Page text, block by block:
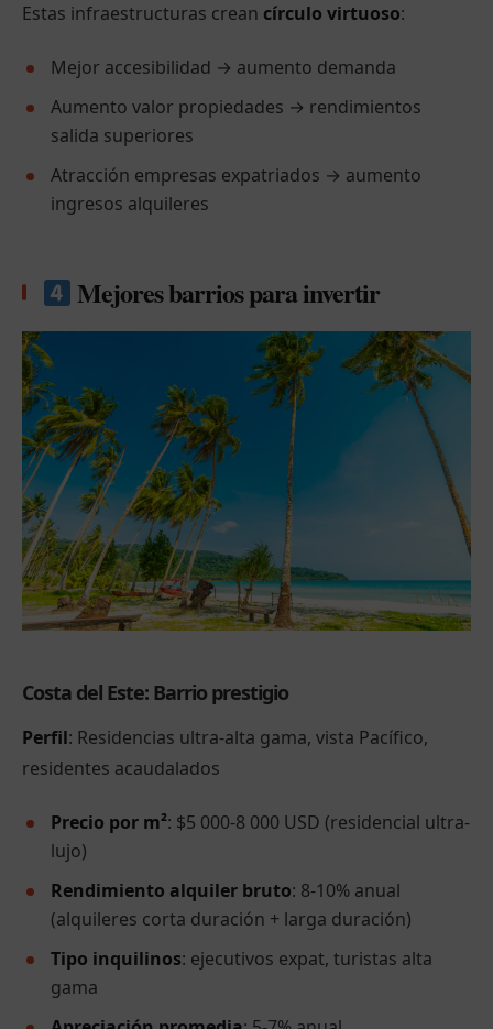
Estas infraestructuras crean círculo virtuoso:
Mejor accesibilidad → aumento demanda
Aumento valor propiedades → rendimientos
salida superiores
Atracción empresas expatriados → aumento
ingresos alquileres
Mejores barrios para invertir
Costa del Este: Barrio prestigio
Perfil: Residencias ultra-alta gama, vista Pacífico,
residentes acaudalados
Precio por m²: $5 000-8 000 USD (residencial ultra-
lujo)
Rendimiento alquiler bruto: 8-10% anual
(alquileres corta duración + larga duración)
Tipo inquilinos: ejecutivos expat, turistas alta
gama